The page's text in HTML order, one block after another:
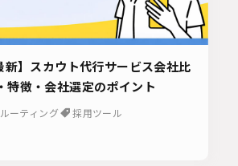
新】スカウト代行サービス会社比
特徴・会社選定のポイント
ーティング
採用ツール